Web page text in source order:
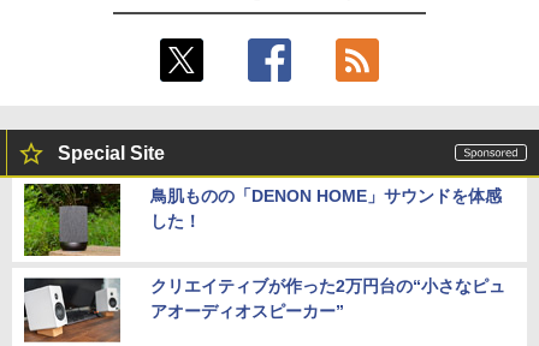
Special Site
鳥肌ものの「DENON HOME」サウンドを体感
した！
クリエイティブが作った2万円台の“小さなピュ
アオーディオスピーカー”